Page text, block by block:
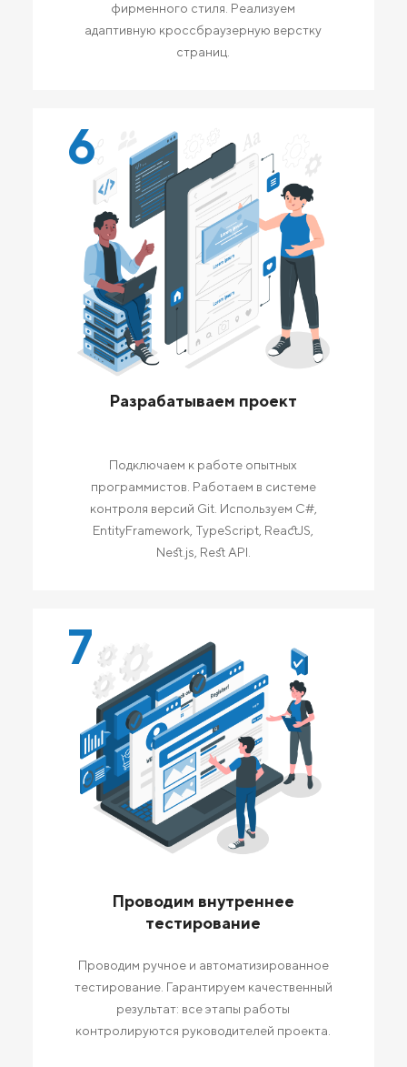
фирменного стиля. Реализуем
адаптивную кроссбраузерную верстку
страниц.
6
Разрабатываем проект
Подключаем к работе опытных
программистов. Работаем в системе
контроля версий Git. Используем C#,
EntityFramework, TypeScript, ReactJS,
Nest.js, Rest API.
7
Проводим внутреннее
тестирование
Проводим ручное и автоматизированное
тестирование. Гарантируем качественный
результат: все этапы работы
контролируются руководителей проекта.